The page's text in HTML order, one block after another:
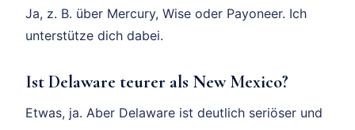
Ja, z. B. über Mercury, Wise oder Payoneer. Ich
unterstütze dich dabei.
Ist Delaware teurer als New Mexico?
Etwas, ja. Aber Delaware ist deutlich seriöser und